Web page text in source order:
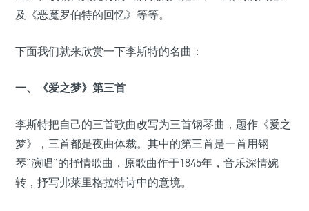
及《恶魔罗伯特的回忆》等等。
下面我们就来欣赏一下李斯特的名曲：
一、《爱之梦》第三首
李斯特把自己的三首歌曲改写为三首钢琴曲，题作《爱之
梦》，三首都是夜曲体裁。其中的第三首是一首用钢
琴“演唱”的抒情歌曲，原歌曲作于1845年，音乐深情婉
转，抒写弗莱里格拉特诗中的意境。